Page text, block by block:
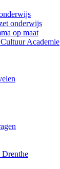
onderwijs
op maat
Academie
Drenthe